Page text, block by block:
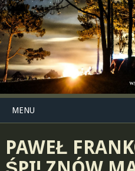
MENU
PAWEŁ